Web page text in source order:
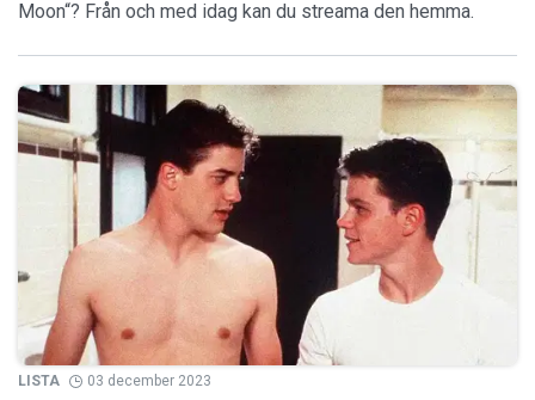
Moon“? Från och med idag kan du streama den hemma.
LISTA 03 december 2023